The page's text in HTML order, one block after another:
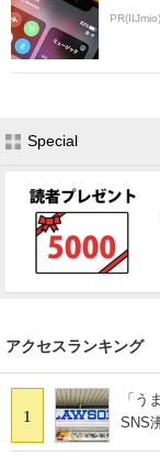
PR(IIJmio)
Special
アクセスランキング
1
「う
SNS